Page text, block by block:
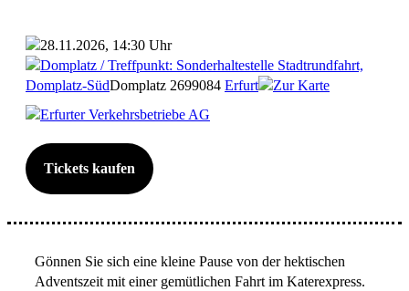
28.11.2026, 14:30 Uhr
Domplatz / Treffpunkt: Sonderhaltestelle Stadtrundfahrt,
Domplatz-SüdDomplatz 2699084 Erfurt
Zur Karte
Erfurter Verkehrsbetriebe AG
Tickets kaufen
Gönnen Sie sich eine kleine Pause von der hektischen
Adventszeit mit einer gemütlichen Fahrt im Katerexpress.